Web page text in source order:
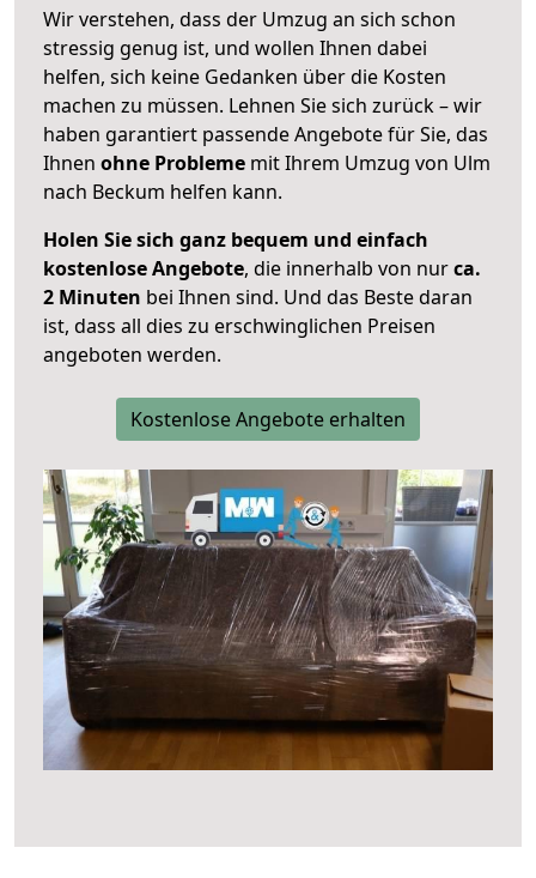
Wir verstehen, dass der Umzug an sich schon
stressig genug ist, und wollen Ihnen dabei
helfen, sich keine Gedanken über die Kosten
machen zu müssen. Lehnen Sie sich zurück – wir
haben garantiert passende Angebote für Sie, das
Ihnen ohne Probleme mit Ihrem Umzug von Ulm
nach Beckum helfen kann.
Holen Sie sich ganz bequem und einfach
kostenlose Angebote, die innerhalb von nurca.
2 Minuten bei Ihnen sind. Und das Beste daran
ist, dass all dies zu erschwinglichen Preisen
angeboten werden.
Kostenlose Angebote erhalten